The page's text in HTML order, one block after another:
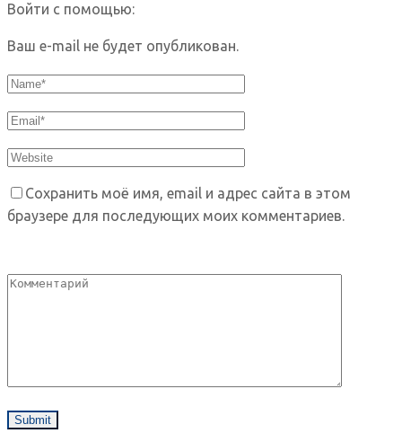
Войти с помощью:
Ваш e-mail не будет опубликован.
Сохранить моё имя, email и адрес сайта в этом
браузере для последующих моих комментариев.